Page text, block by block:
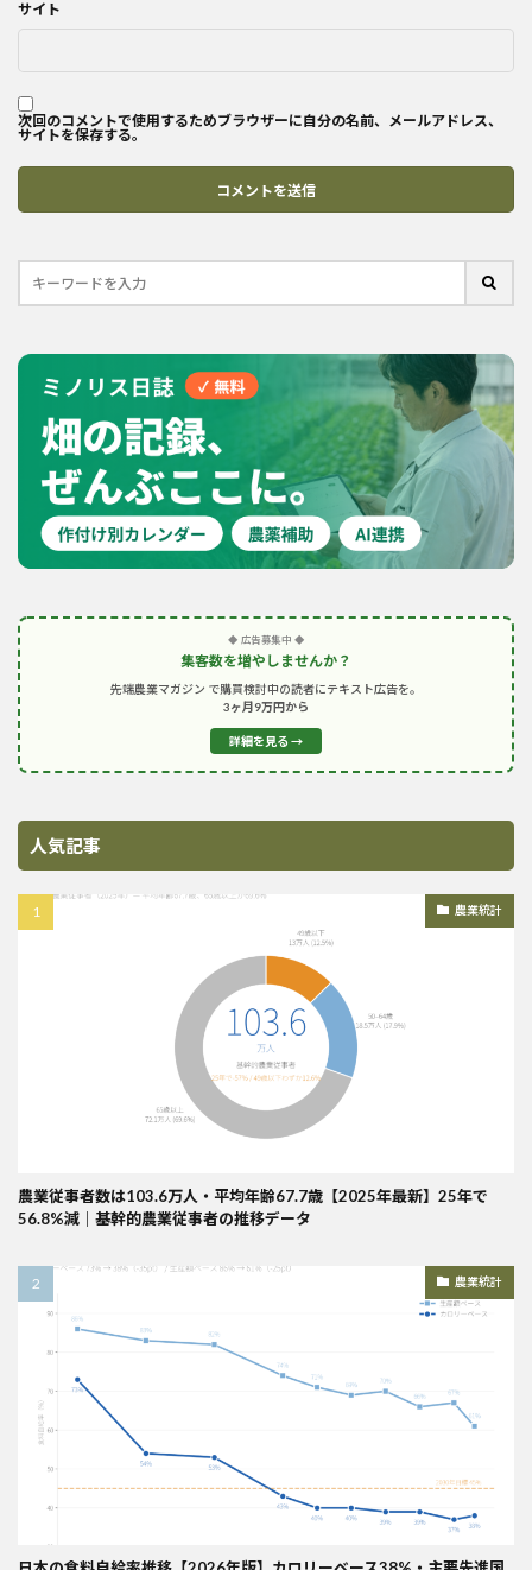
サイト
次回のコメントで使用するためブラウザーに自分の名前、メールアドレス、
サイトを保存する。
◆ 広告募集中 ◆
集客数を増やしませんか？
先端農業マガジン で購買検討中の読者にテキスト広告を。
3ヶ月9万円から
詳細を見る →
人気記事
農業統計
農業従事者数は103.6万人・平均年齢67.7歳【2025年最新】25年で
56.8%減｜基幹的農業従事者の推移データ
農業統計